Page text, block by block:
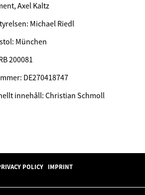
Axel Kaltz
Michael Riedl
München
200081
DE270418747
innehåll: Christian Schmoll
POLICY IMPRINT